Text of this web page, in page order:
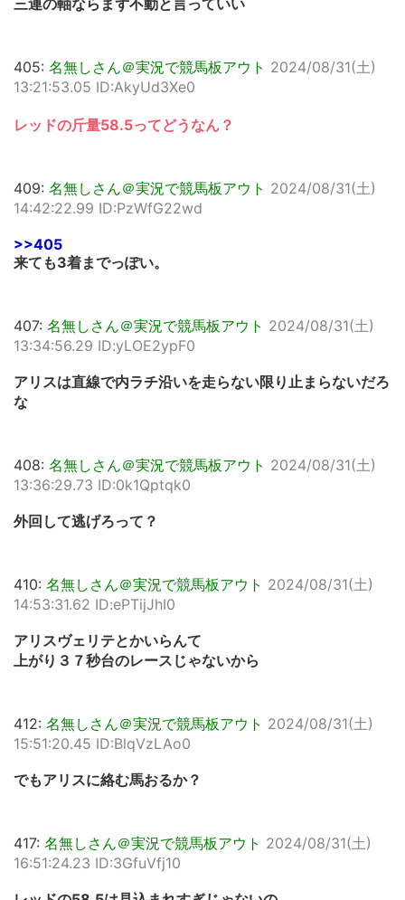
三連の軸ならまず不動と言っていい
405: 名無しさん＠実況で競馬板アウト 2024/08/31(土)
13:21:53.05 ID:AkyUd3Xe0
レッドの斤量58.5ってどうなん？
409: 名無しさん＠実況で競馬板アウト 2024/08/31(土)
14:42:22.99 ID:PzWfG22wd
>>405
来ても3着までっぽい。
407: 名無しさん＠実況で競馬板アウト 2024/08/31(土)
13:34:56.29 ID:yLOE2ypF0
アリスは直線で内ラチ沿いを走らない限り止まらないだろ
な
408: 名無しさん＠実況で競馬板アウト 2024/08/31(土)
13:36:29.73 ID:0k1Qptqk0
外回して逃げろって？
410: 名無しさん＠実況で競馬板アウト 2024/08/31(土)
14:53:31.62 ID:ePTijJhI0
アリスヴェリテとかいらんて
上がり３７秒台のレースじゃないから
412: 名無しさん＠実況で競馬板アウト 2024/08/31(土)
15:51:20.45 ID:BlqVzLAo0
でもアリスに絡む馬おるか？
417: 名無しさん＠実況で競馬板アウト 2024/08/31(土)
16:51:24.23 ID:3GfuVfj10